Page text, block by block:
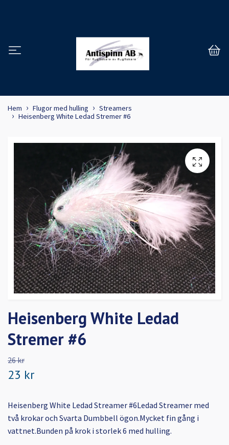
Hem Flugor med hulling
Streamers
Heisenberg White Ledad Stremer #6
Heisenberg White Ledad
Stremer #6
26 kr
23 kr
Heisenberg White Ledad Streamer #6Ledad Streamer med
två krokar och Svarta Dumbbell ögon.Mycket fin gång i
vattnet.Bunden på krok i storlek 6 med hulling.